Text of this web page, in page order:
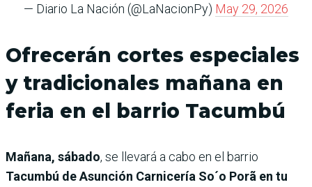
— Diario La Nación (@LaNacionPy) May 29, 2026
Ofrecerán cortes especiales
y tradicionales mañana en
feria en el barrio Tacumbú
Mañana, sábado, se llevará a cabo en el barrio
Tacumbú de Asunción Carnicería So´o Porã en tu